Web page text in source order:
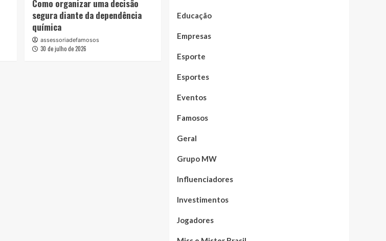
Como organizar uma decisão
segura diante da dependência
química
assessoriadefamosos
30 de julho de 2026
Educação
Empresas
Esporte
Esportes
Eventos
Famosos
Geral
Grupo MW
Influenciadores
Investimentos
Jogadores